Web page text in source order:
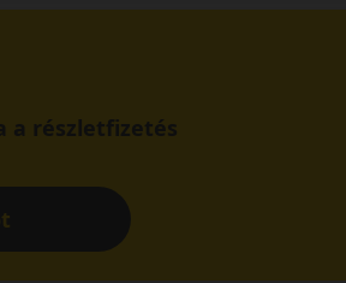
a részletfizetés